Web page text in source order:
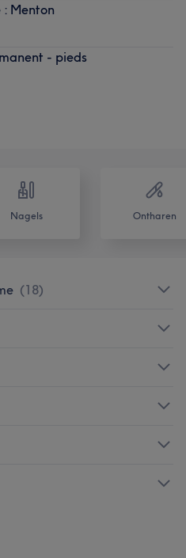
Menton
- pieds
Nagels Ontharen
(18)